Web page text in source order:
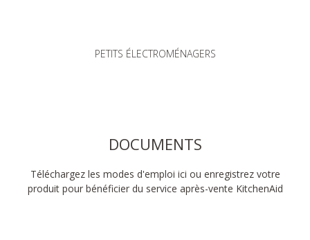
PETITS ÉLECTROMÉNAGERS
DOCUMENTS
Téléchargez les modes d'emploi ici ou enregistrez votre
produit pour bénéficier du service après-vente KitchenAid